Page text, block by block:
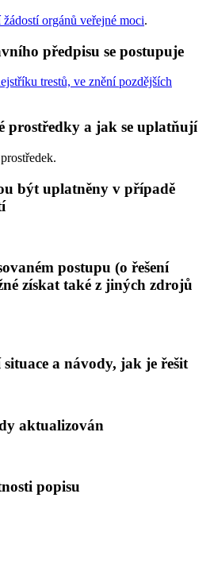
žádostí orgánů veřejné moci.
předpisu se postupuje
trestů, ve znění pozdějších
prostředky a jak se uplatňují
být uplatněny v případě
postupu (o řešení
získat také z jiných zdrojů
a návody, jak je řešit
aktualizován
popisu